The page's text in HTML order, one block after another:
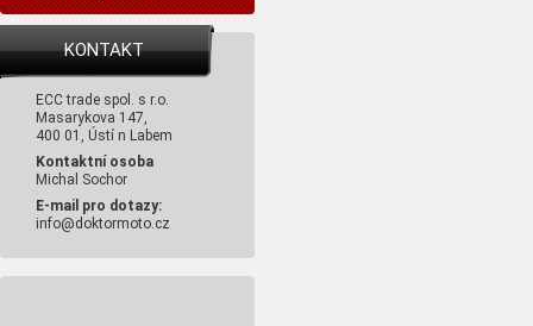
KONTAKT
ECC trade spol. s r.o.
Masarykova 147,
400 01, Ústí n Labem
Kontaktní osoba
Michal Sochor
E-mail pro dotazy:
info@doktormoto.cz